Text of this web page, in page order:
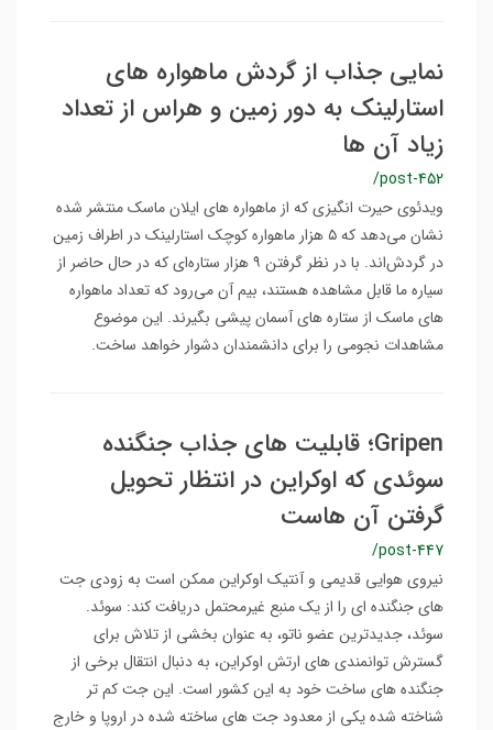
نمایی جذاب از گردش ماهواره های
استارلینک به دور زمین و هراس از تعداد
زیاد آن ها
/post-452
ویدئوی حیرت انگیزی که از ماهواره های ایلان ماسک منتشر شده
نشان می‌دهد که ۵ هزار ماهواره کوچک استارلینک در اطراف زمین
در گردش‌اند. با در نظر گرفتن ۹ هزار ستاره‌‌ای که در حال حاضر از
سیاره ما قابل مشاهده هستند، بیم آن می‌رود که تعداد ماهواره
های ماسک از ستاره های آسمان پیشی بگیرند. این موضوع
مشاهدات نجومی را برای دانشمندان دشوار خواهد ساخت.
Gripen؛ قابلیت های جذاب جنگنده
سوئدی که اوکراین در انتظار تحویل
گرفتن آن هاست
/post-447
نیروی هوایی قدیمی و آنتیک اوکراین ممکن است به زودی جت
های جنگنده ای را از یک منبع غیرمحتمل دریافت کند: سوئد.
سوئد، جدیدترین عضو ناتو، به عنوان بخشی از تلاش برای
گسترش توانمندی های ارتش اوکراین، به دنبال انتقال برخی از
جنگنده های ساخت خود به این کشور است. این جت کم تر
شناخته شده یکی از معدود جت های ساخته شده در اروپا و خارج